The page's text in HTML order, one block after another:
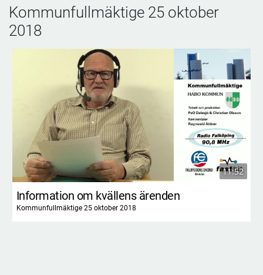
Kommunfullmäktige 25 oktober
2018
11:52
Information om kvällens ärenden
Kommunfullmäktige 25 oktober 2018